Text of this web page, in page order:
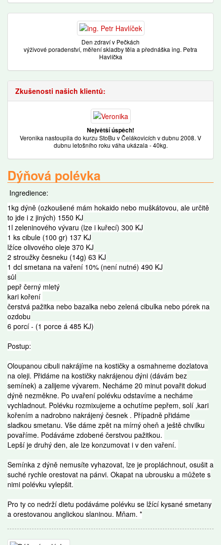
Den zdraví v Pečkách
výživové poradenství, měření skladby těla a přednáška ing. Petra
Havlíčka
Zkušenosti našich klientů:
Největší úspěch!
Veronika nastoupila do kurzu StoBu v Čelákovicích v dubnu 2008. V
dubnu letošního roku váha ukázala - 40kg.
Dýňová polévka
Ingredience:
1kg dýně (ozkoušené mám hokaido nebo muškátovou, ale určitě
to jde i z jiných) 1550 KJ
1l zeleninového vývaru (lze i kuřecí) 300 KJ
1 ks cibule (100 gr) 137 KJ
lžíce olivového oleje 370 KJ
2 stroužky česneku (14g) 63 KJ
1 dcl smetana na vaření 10% (není nutné) 490 KJ
sůl
pepř černý mletý
kari koření
čerstvá pažitka nebo bazalka nebo zelená cibulka nebo pórek na
ozdobu
6 porcí - (1 porce á 485 KJ)
Postup:
Oloupanou cibuli nakrájíme na kostičky a osmahneme dozlatova
na oleji. Přidáme na kostičky nakrájenou dýni (dávám bez
semínek) a zalijeme vývarem. Necháme 20 minut povařit dokud
dýně nezměkne. Po uvaření polévku odstavíme a necháme
vychladnout. Polévku rozmixujeme a ochutíme pepřem, solí ,kari
kořením a nadrobno nakrájený česnek . Případně přidáme
sladkou smetanu. Vše dáme zpět na mírný oheň a ještě chvilku
povaříme. Podáváme zdobené čerstvou pažitkou.
Lepší je druhý den, ale lze konzumovat i v den vaření.
Semínka z dýně nemusíte vyhazovat, lze je propláchnout, osušit a
suché rychle orestovat na pánvi. Okapat na ubrousku a můžete s
nimi polévku vylepšit.
Pro ty co nedrží dietu podáváme polévku se lžící kysané smetany
a orestovanou anglickou slaninou. Mňam. *